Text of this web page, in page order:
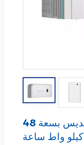
بطارية سيجن القابلة للتكديس بسعة 48
كيلو واط ساعة